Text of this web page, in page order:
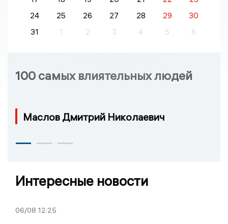
24
25 26 27 28 29
30
31
1 2 3 4 5 6
100 самых влиятельных людей
Маслов Дмитрий Николаевич
Интересные новости
06/08 12:25